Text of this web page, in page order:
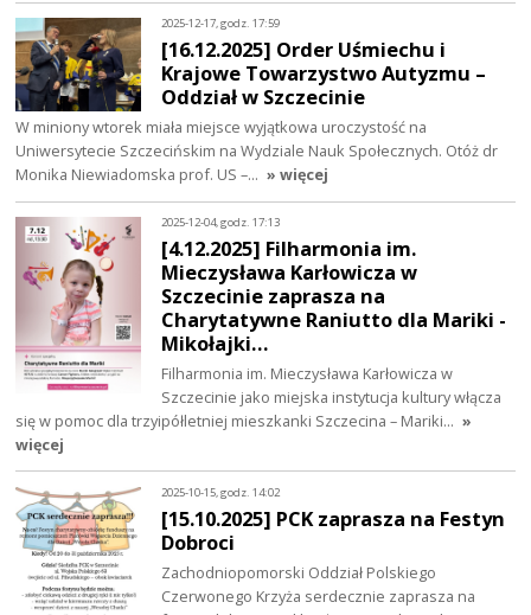
2025-12-17, godz. 17:59
[16.12.2025] Order Uśmiechu i
Krajowe Towarzystwo Autyzmu –
Oddział w Szczecinie
W miniony wtorek miała miejsce wyjątkowa uroczystość na
Uniwersytecie Szczecińskim na Wydziale Nauk Społecznych. Otóż dr
Monika Niewiadomska prof. US –… » więcej
2025-12-04, godz. 17:13
[4.12.2025] Filharmonia im.
Mieczysława Karłowicza w
Szczecinie zaprasza na
Charytatywne Raniutto dla Mariki -
Mikołajki…
Filharmonia im. Mieczysława Karłowicza w
Szczecinie jako miejska instytucja kultury włącza
się w pomoc dla trzyipółletniej mieszkanki Szczecina – Mariki… »
więcej
2025-10-15, godz. 14:02
[15.10.2025] PCK zaprasza na Festyn
Dobroci
Zachodniopomorski Oddział Polskiego
Czerwonego Krzyża serdecznie zaprasza na